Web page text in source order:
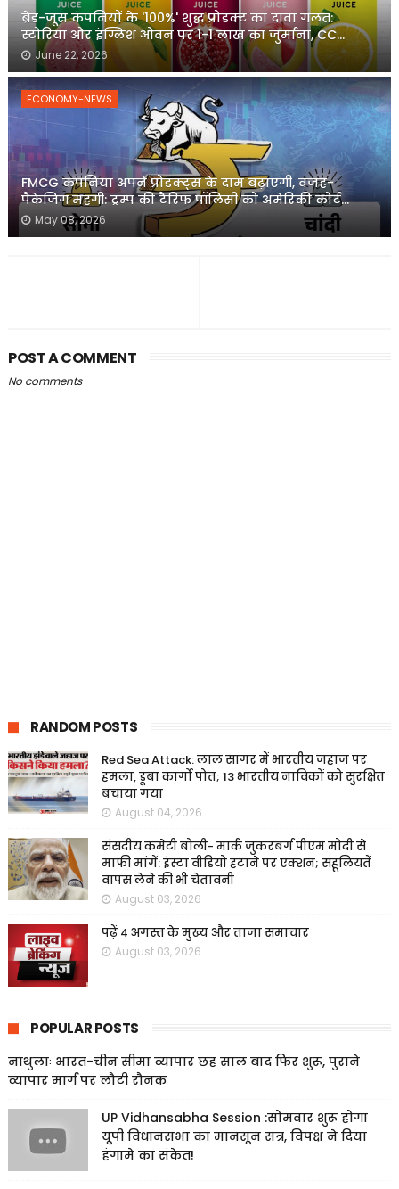
ब्रेड-जूस कंपनियों के '100%' शुद्ध प्रोडक्ट का दावा गलत:
स्टोरिया और इंग्लिश ओवन पर 1-1 लाख का जुर्माना, CC...
June 22, 2026
ECONOMY-NEWS
FMCG कंपनियां अपने प्रोडक्ट्स के दाम बढ़ाएंगी, वजह-
पैकेजिंग महंगी: ट्रम्प की टैरिफ पॉलिसी को अमेरिकी कोर्ट...
May 08, 2026
POST A COMMENT
No comments
RANDOM POSTS
Red Sea Attack: लाल सागर में भारतीय जहाज पर
हमला, डूबा कार्गो पोत; 13 भारतीय नाविकों को सुरक्षित
बचाया गया
August 04, 2026
संसदीय कमेटी बोली- मार्क जुकरबर्ग पीएम मोदी से
माफी मांगें: इंस्टा वीडियो हटाने पर एक्शन; सहूलियतें
वापस लेने की भी चेतावनी
August 03, 2026
पढ़ें 4 अगस्त के मुख्य और ताजा समाचार
August 03, 2026
POPULAR POSTS
नाथुलाः भारत-चीन सीमा व्यापार छह साल बाद फिर शुरू, पुराने
व्यापार मार्ग पर लौटी रौनक
UP Vidhansabha Session :सोमवार शुरू होगा
यूपी विधानसभा का मानसून सत्र, विपक्ष ने दिया
हंगामे का संकेत!